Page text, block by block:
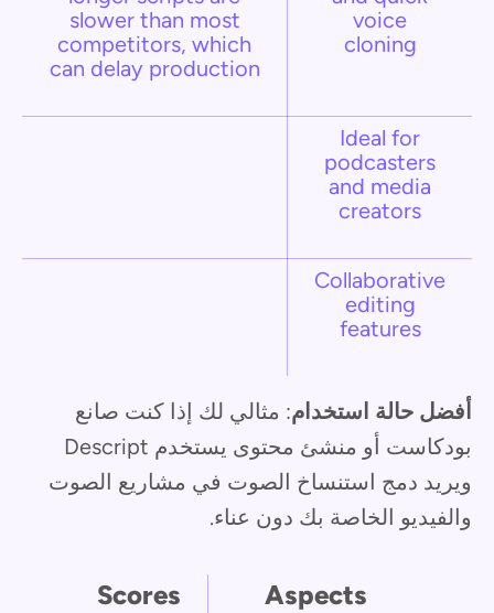
voice
cloning
slower than most
competitors, which
can delay production
Ideal for
podcasters
and media
creators
Collaborative
editing
features
أفضل حالة استخدام: مثالي لك إذا كنت صانع
بودكاست أو منشئ محتوى يستخدم Descript
ويريد دمج استنساخ الصوت في مشاريع الصوت
والفيديو الخاصة بك دون عناء.
Aspects
Scores